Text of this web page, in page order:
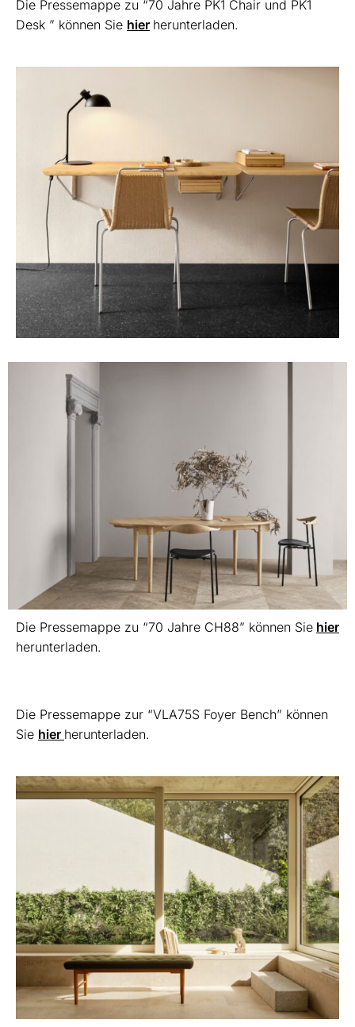
Die Pressemappe zu “70 Jahre PK1 Chair und PK1
Desk ” können Sie hier herunterladen.
Die Pressemappe zu “70 Jahre CH88” können Sie hier
herunterladen.
Die Pressemappe zur “VLA75S Foyer Bench” können
Sie hier herunterladen.